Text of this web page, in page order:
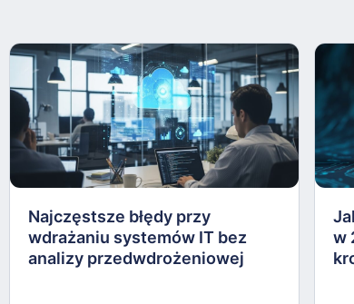
Najczęstsze błędy przy
wdrażaniu systemów IT bez
analizy przedwdrożeniowej
w